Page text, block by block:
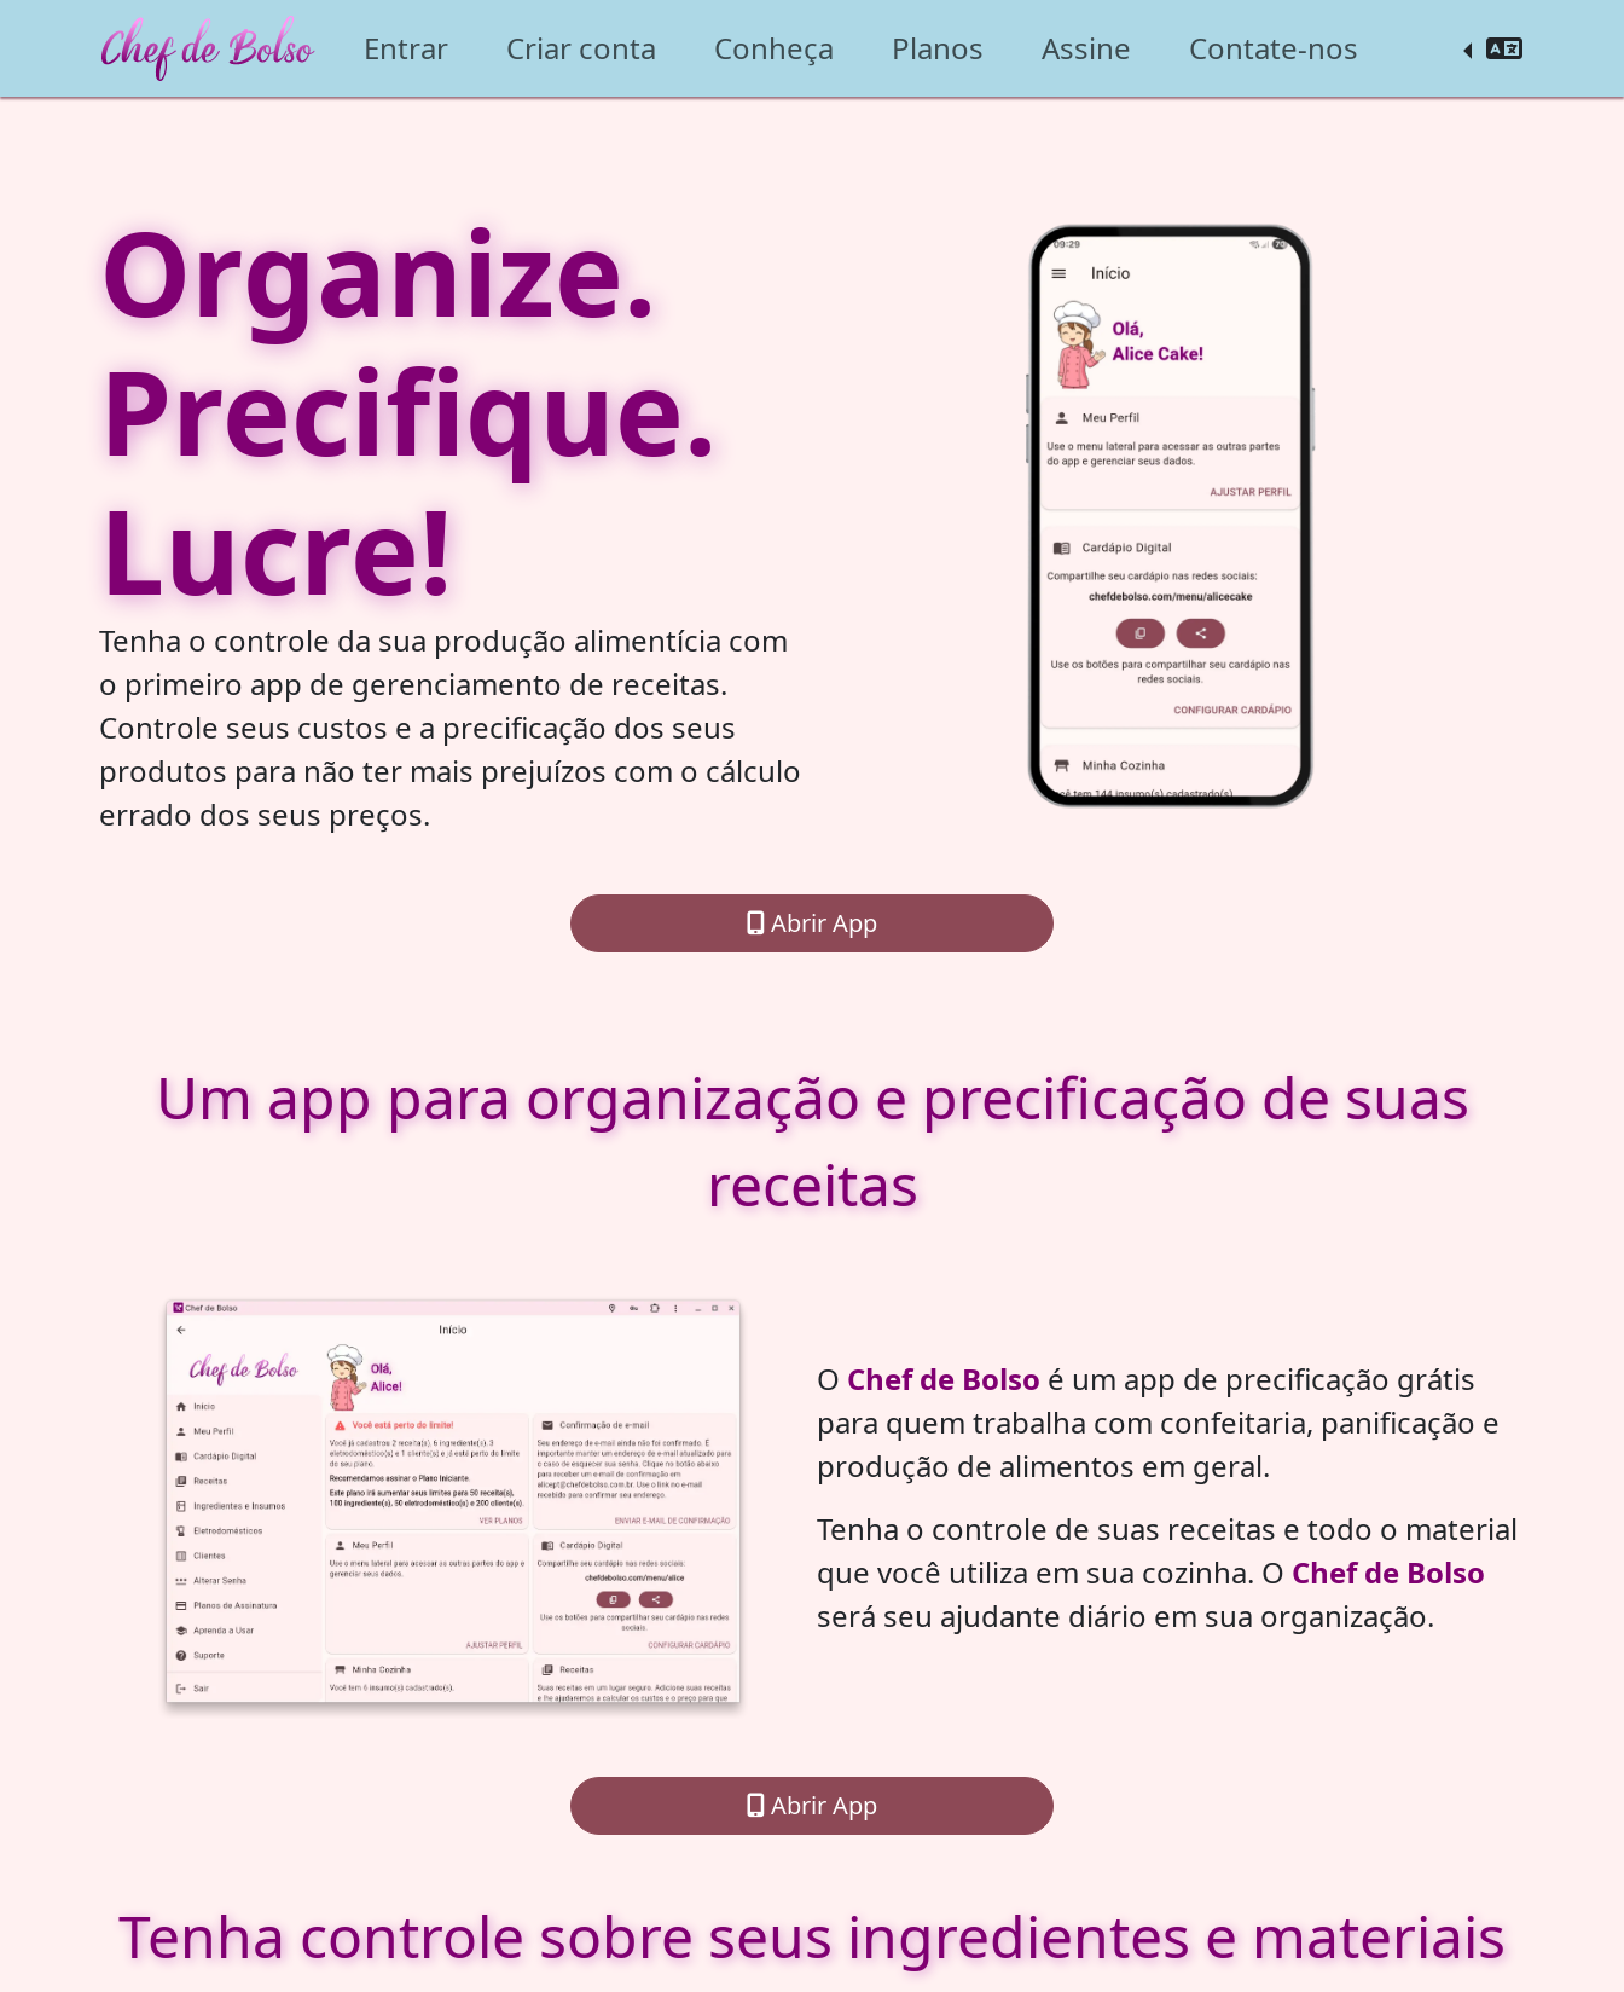
Entrar Criar conta Conheça Planos Assine Contate-nos
Organize.
Precifique.
Lucre!
Tenha o controle da sua produção alimentícia com
o primeiro app de gerenciamento de receitas.
Controle seus custos e a precificação dos seus
produtos para não ter mais prejuízos com o cálculo
errado dos seus preços.
Abrir App
Um app para organização e precificação de suas
receitas
O Chef de Bolso é um app de precificação grátis
para quem trabalha com confeitaria, panificação e
produção de alimentos em geral.
Tenha o controle de suas receitas e todo o material
que você utiliza em sua cozinha. O Chef de Bolso
será seu ajudante diário em sua organização.
Abrir App
Tenha controle sobre seus ingredientes e materiais